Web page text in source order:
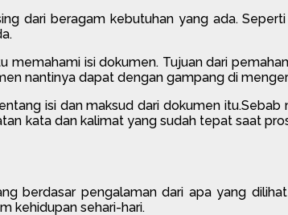
dari beragam kebutuhan yang ada.
memahami isi dokumen. Tujuan dari
nantinya dapat dengan gampang di
isi dan maksud dari dokumen
kata dan kalimat yang sudah tepat saat
berdasar pengalaman dari apa yang
kehidupan sehari-hari.